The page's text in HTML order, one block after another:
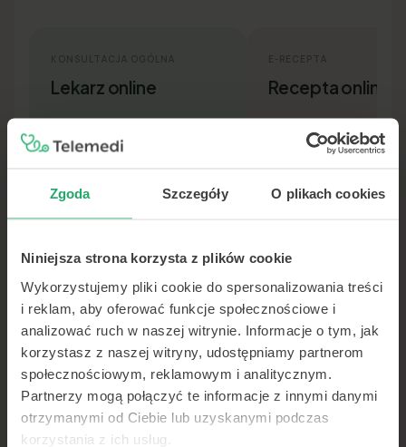
Zgoda Szczegóły O plikach cookies
Niniejsza strona korzysta z plików cookie
Wykorzystujemy pliki cookie do spersonalizowania treści
i reklam, aby oferować funkcje społecznościowe i
analizować ruch w naszej witrynie. Informacje o tym, jak
korzystasz z naszej witryny, udostępniamy partnerom
społecznościowym, reklamowym i analitycznym.
Partnerzy mogą połączyć te informacje z innymi danymi
otrzymanymi od Ciebie lub uzyskanymi podczas
korzystania z ich usług.
Lekarz online
Lekarz pierwszego kontaktu w 15
minut — wideo, telefon lub czat.
E-RECEPTA
Recepta online
Nowa recepta lub
leków bez wizyty osobiście.